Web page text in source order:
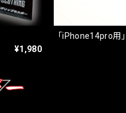
¥1,980
「iPhone14pro用」